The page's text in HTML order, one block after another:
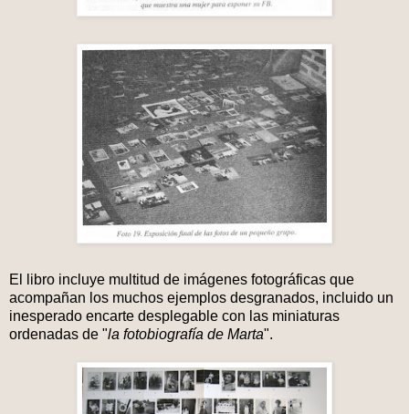
El libro incluye multitud de imágenes fotográficas que
acompañan los muchos ejemplos desgranados, incluido un
inesperado encarte desplegable con las miniaturas
ordenadas de "la fotobiografía de Marta".